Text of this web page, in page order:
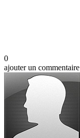
0
ajouter un commentaire